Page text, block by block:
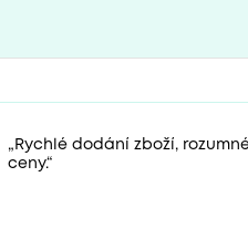
„Rychlé dodání zboží,
ceny.“